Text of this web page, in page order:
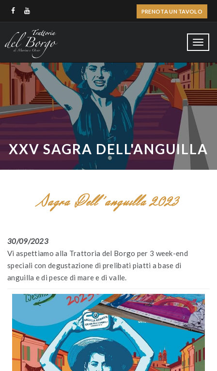
PRENOTA UN TAVOLO
XXV SAGRA DELL'ANGUILLA
Sagra Dell'anguilla 2023
30/09/2023
Vi aspettiamo alla Trattoria del Borgo per 3 week-end
speciali con degustazione di prelibati piatti a base di
anguilla e di pesce di mare e di valle.